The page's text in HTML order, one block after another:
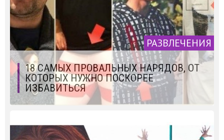
РАЗВЛЕЧЕНИЯ
18 САМЫХ ПРОВАЛЬНЫХ НАРЯДОВ, ОТ
КОТОРЫХ НУЖНО ПОСКОРЕЕ
ИЗБАВИТЬСЯ